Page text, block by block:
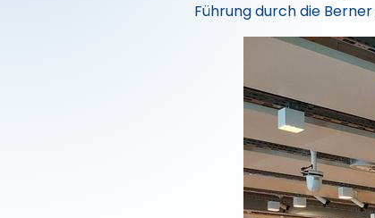
Führung durch die